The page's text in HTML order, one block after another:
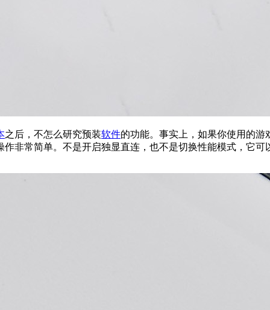
之后，不怎么研究预装软件的功能。事实上，如果你使用的
非常简单。不是开启独显直连，也不是切换性能模式，它